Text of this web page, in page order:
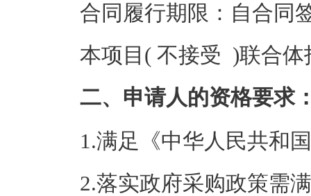
合同履行期限：自合同
本项目( 不接受 )联合体
二、申请人的资格要求
1.满足《中华人民共和
2.落实政府采购政策需